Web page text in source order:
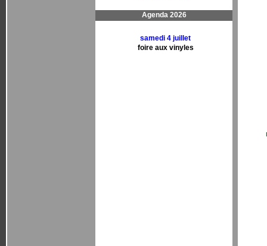
Agenda 2026
samedi 4 juillet
foire aux vinyles